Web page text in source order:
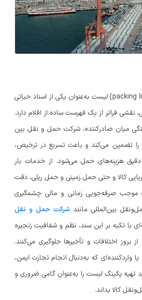
در مجموع، پکینگ (packing list) لیست به‌عنوان یکی از اسناد حیاتی
نقشی فراتر از یک فهرست ساده از اقلام دارد.
میان صادرکننده، شرکت حمل و نقل بین
را تضمین می‌کند و باعث تسریع در ترخیص،
هزینه‌های حمل می‌شود. از خدمات بار
کالا و حتی حمل زمینی و حمل ریلی، دقت
موجب صرفه‌جویی زمانی و مالی چشمگیری
بین‌المللی مانند شرکت حمل و نقل
با تکیه بر این سند، نظم و شفافیت زنجیره
بروز اختلافات و تأخیرها جلوگیری می‌کنند.
یا واردکننده‌ای که به‌دنبال انجام تجارت ایمن،
تهیه پکینگ لیست را به‌عنوان گامی ضروری و
کالا بداند.